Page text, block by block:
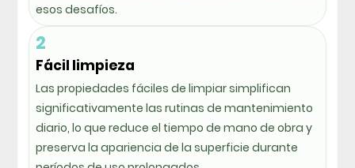
esos desafíos.
2
Fácil limpieza
Las propiedades fáciles de limpiar simplifican
significativamente las rutinas de mantenimiento
diario, lo que reduce el tiempo de mano de obra y
preserva la apariencia de la superficie durante